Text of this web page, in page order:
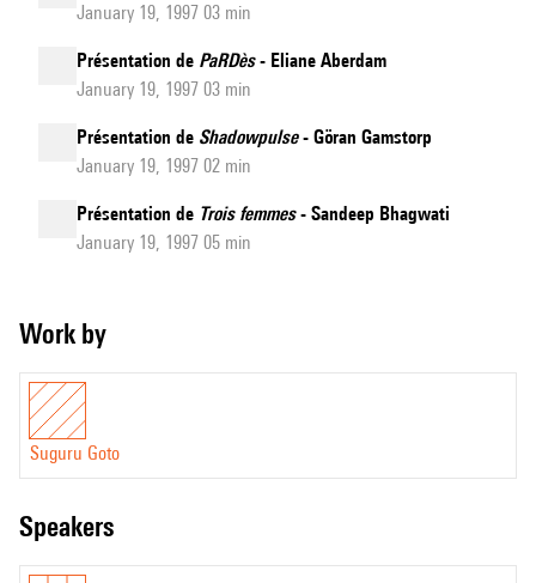
January 19, 1997 03 min
Présentation de PaRDès- Eliane Aberdam
January 19, 1997 03 min
Présentation de Shadowpulse- Göran Gamstorp
January 19, 1997 02 min
Présentation de Trois femmes- Sandeep Bhagwati
January 19, 1997 05 min
Work by
Suguru Goto
speakers